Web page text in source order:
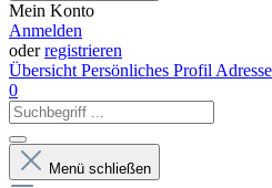
Mein Konto
Anmelden
oderregistrieren
Übersicht Persönliches Profil
0
Menü schließen